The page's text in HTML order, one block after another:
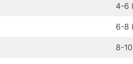
4-6
6-8
8-